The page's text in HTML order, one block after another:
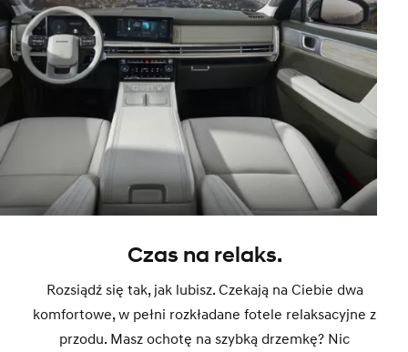
Czas na relaks.
Rozsiądź się tak, jak lubisz. Czekają na Ciebie dwa
komfortowe, w pełni rozkładane fotele relaksacyjne z
przodu. Masz ochotę na szybką drzemkę? Nic